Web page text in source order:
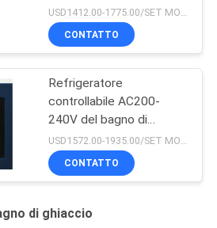
CONTATTO
Refrigeratore
controllabile AC200-
240V del bagno di
ghiaccio 24℃
USD1572.00-1935.00/SET MOQ:1SET
CONTATTO
di ghiaccio